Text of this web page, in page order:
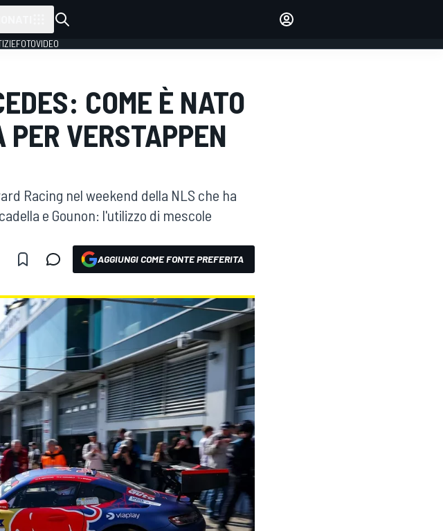
ACCEDI
FOTOVIDEO
COME È NATO
PER VERSTAPPEN
Racing nel weekend della NLS che ha
e Gounon: l'utilizzo di mescole
AGGIUNGI COME FONTE PREFERITA